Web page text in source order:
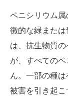
ペニシリウム
徴的な緑また
は、抗生物質
が、すべての
ん。一部の種
被害を引き起こ